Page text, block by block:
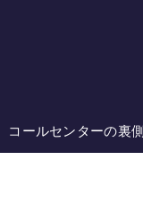
コールセンターの裏側